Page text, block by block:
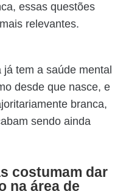
essas questões
relevantes.
tem a saúde mental
desde que nasce, e
branca,
sendo ainda
costumam dar
na área de